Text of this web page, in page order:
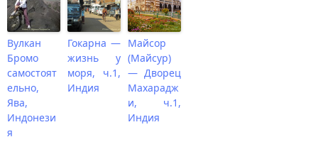
Вулкан
Бромо
самостоят
ельно,
Ява,
Индонези
я
Гокарна —
жизнь у
моря, ч.1,
Индия
Майсор
(Майсур)
— Дворец
Махарадж
и, ч.1,
Индия